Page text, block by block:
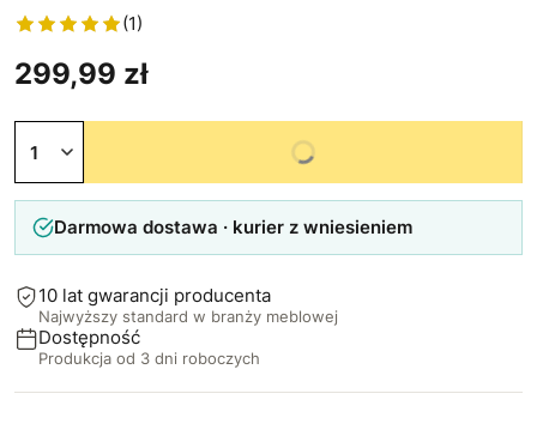
(1)
299,99 zł
Niedostępny
Darmowa dostawa · kurier z wniesieniem
10 lat gwarancji producenta
Najwyższy standard w branży meblowej
Dostępność
Produkcja od 3 dni roboczych